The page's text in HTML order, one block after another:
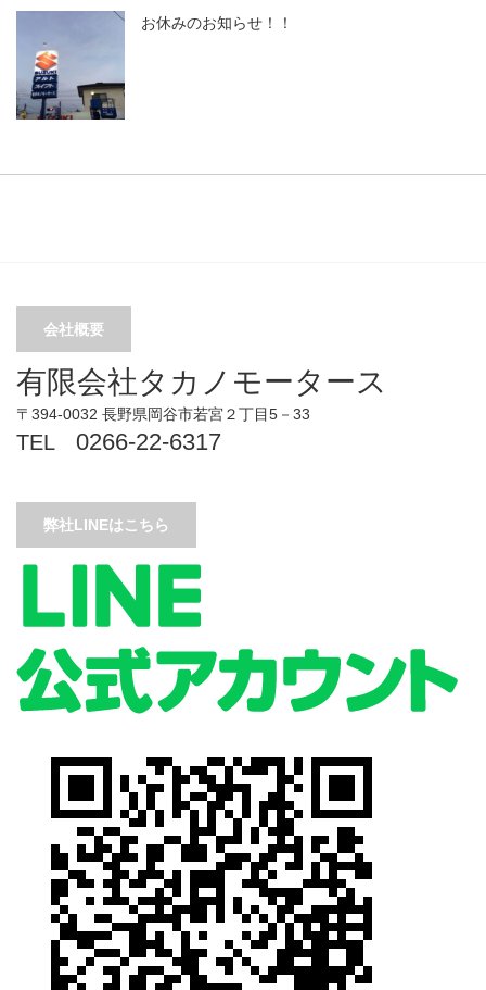
お休みのお知らせ！！
会社概要
有限会社タカノモータース
〒394-0032 長野県岡谷市若宮２丁目5－33
TEL 0266-22-6317
弊社LINEはこちら